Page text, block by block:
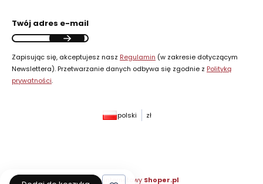
Twój adres e-mail
Zapisując się, akceptujesz nasz Regulamin (w zakresie dotyczącym
Newslettera). Przetwarzanie danych odbywa się zgodnie z Polityką
prywatności.
polski zł
Sklep internetowy Shoper.pl